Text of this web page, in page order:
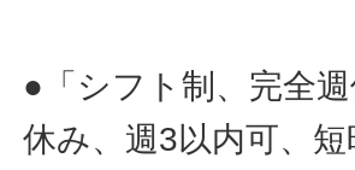
●「シフト制、完全
休み、週3以内可、